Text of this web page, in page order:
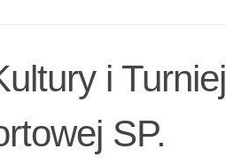
i Turniej
SP.